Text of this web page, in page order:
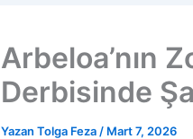
Arbeloa’nın
Derbisinde
Yazan Tolga Feza / Mart 7, 2026